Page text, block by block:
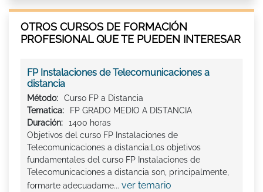
OTROS CURSOS DE FORMACIÓN
PROFESIONAL QUE TE PUEDEN INTERESAR
FP Instalaciones de Telecomunicaciones a
distancia
Método:
Curso FP a Distancia
Tematica:
FP GRADO MEDIO A DISTANCIA
Duración:
1400 horas
Objetivos del curso FP Instalaciones de
Telecomunicaciones a distancia:Los objetivos
fundamentales del curso FP Instalaciones de
Telecomunicaciones a distancia son, principalmente,
formarte adecuadame... ver temario